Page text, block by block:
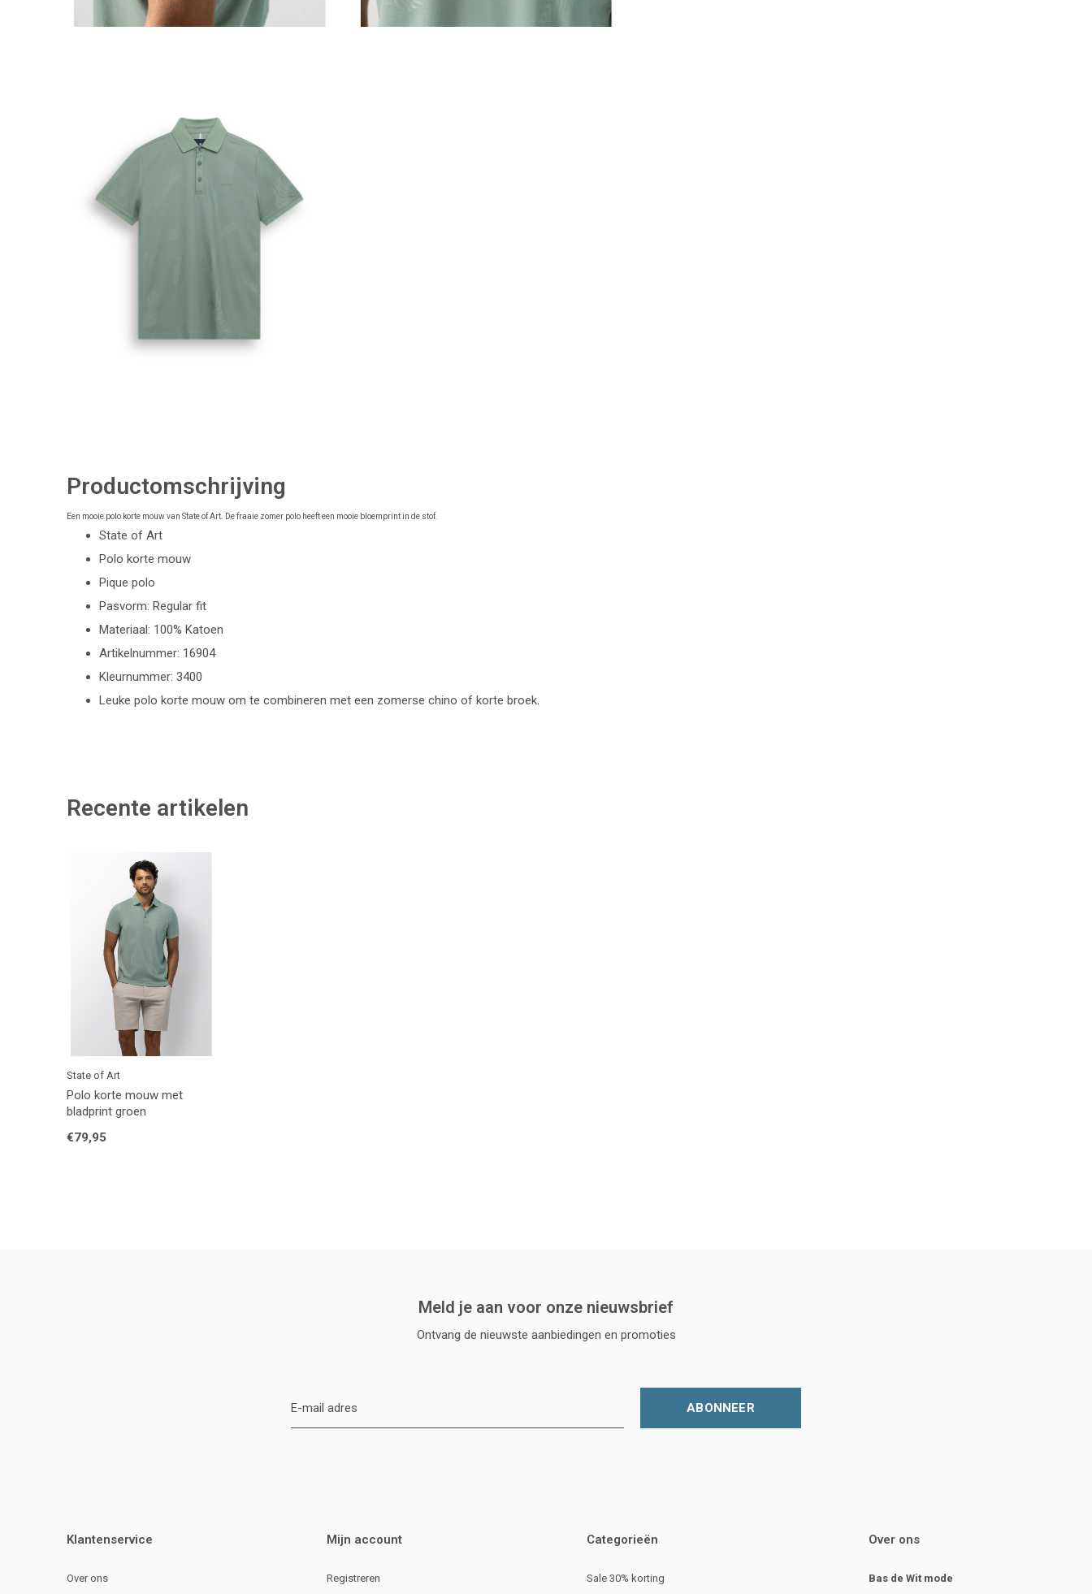
Productomschrijving
Een mooie polo korte mouw van State of Art. De fraaie zomer polo heeft een mooie bloemprint in de stof.
State of Art
Polo korte mouw
Pique polo
Pasvorm: Regular fit
Materiaal: 100% Katoen
Artikelnummer: 16904
Kleurnummer: 3400
Leuke polo korte mouw om te combineren met een zomerse chino of korte broek.
Recente artikelen
State of Art
Polo korte mouw met
bladprint groen
€79,95
Meld je aan voor onze nieuwsbrief
Ontvang de nieuwste aanbiedingen en promoties
ABONNEER
Klantenservice
Over ons
Mijn account
Registreren
Categorieën
Sale 30% korting
Over ons
Bas de Wit mode